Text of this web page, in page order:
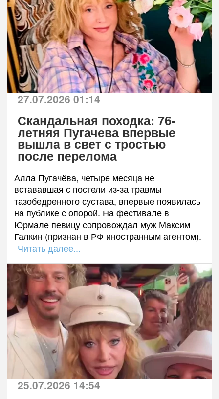
27.07.2026 01:14
Скандальная походка: 76-
летняя Пугачева впервые
вышла в свет с тростью
после перелома
Алла Пугачёва, четыре месяца не
встававшая с постели из-за травмы
тазобедренного сустава, впервые появилась
на публике с опорой. На фестивале в
Юрмале певицу сопровождал муж Максим
Галкин (признан в РФ иностранным агентом).
Читать далее...
25.07.2026 14:54